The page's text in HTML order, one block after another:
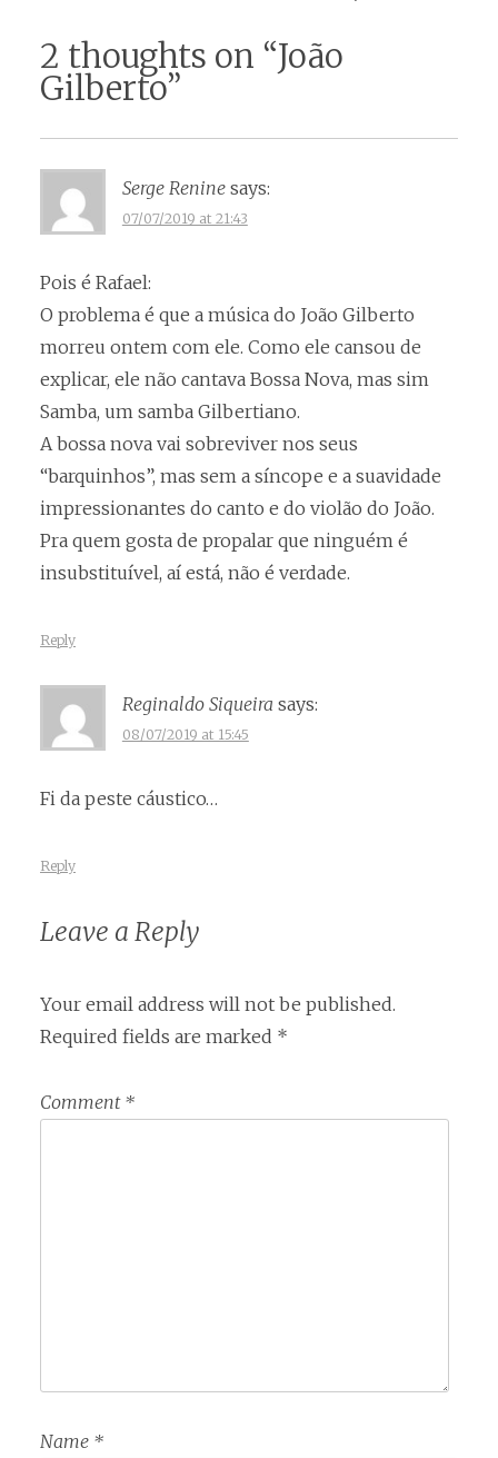
2 thoughts on “João
Gilberto”
Serge Renine says:
07/07/2019 at 21:43
Pois é Rafael:
O problema é que a música do João Gilberto
morreu ontem com ele. Como ele cansou de
explicar, ele não cantava Bossa Nova, mas sim
Samba, um samba Gilbertiano.
A bossa nova vai sobreviver nos seus
“barquinhos”, mas sem a síncope e a suavidade
impressionantes do canto e do violão do João.
Pra quem gosta de propalar que ninguém é
insubstituível, aí está, não é verdade.
Reply
Reginaldo Siqueira says:
08/07/2019 at 15:45
Fi da peste cáustico…
Reply
Leave a Reply
Your email address will not be published.
Required fields are marked *
Comment *
Name *